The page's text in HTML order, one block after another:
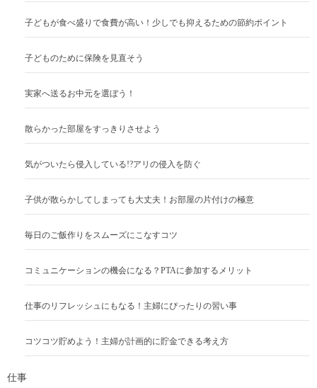
子どもが食べ盛りで食費が高い！少しでも抑えるための節約ポイント
子どものために保険を見直そう
実家へ送るお中元を選ぼう！
散らかった部屋をすっきりさせよう
気がついたら侵入している!?アリの侵入を防ぐ
子供が散らかしてしまっても大丈夫！お部屋の片付けの極意
毎日のご飯作りをスムーズにこなすコツ
コミュニケーションの機会になる？PTAに参加するメリット
仕事のリフレッシュにもなる！主婦にぴったりの習い事
コツコツ貯めよう！主婦が計画的に貯金できる考え方
仕事